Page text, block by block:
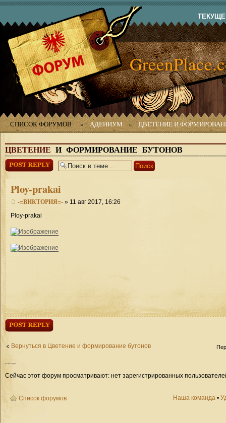
СПИСОК ФОРУМОВ » АДЕНИУМ » ЦВЕТЕНИЕ И
ЦВЕТЕНИЕ И ФОРМИРОВАНИЕ БУТОНОВ
Ответить
Ploy-prakai
-=ВИКТОРИЯ=- » 11 авг 2017, 16:26
Ploy-prakai
Ответить
Вернуться в Цветение и формирование бутонов
Кто сейчас на форуме
Сейчас этот форум просматривают: нет зарегистрированных
Список форумов Наша команда •